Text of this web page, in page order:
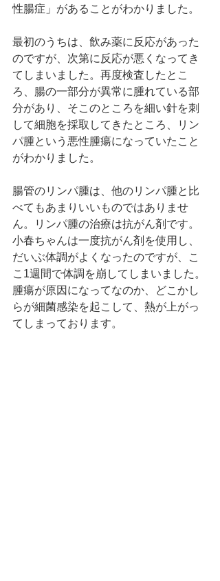
性腸症」があることがわかりました。
最初のうちは、飲み薬に反応があった
のですが、次第に反応が悪くなってき
てしまいました。再度検査したとこ
ろ、腸の一部分が異常に腫れている部
分があり、そこのところを細い針を刺
して細胞を採取してきたところ、リン
パ腫という悪性腫瘍になっていたこと
がわかりました。
腸管のリンパ腫は、他のリンパ腫と比
べてもあまりいいものではありませ
ん。リンパ腫の治療は抗がん剤です。
小春ちゃんは一度抗がん剤を使用し、
だいぶ体調がよくなったのですが、こ
こ1週間で体調を崩してしまいました。
腫瘍が原因になってなのか、どこかし
らが細菌感染を起こして、熱が上がっ
てしまっております。